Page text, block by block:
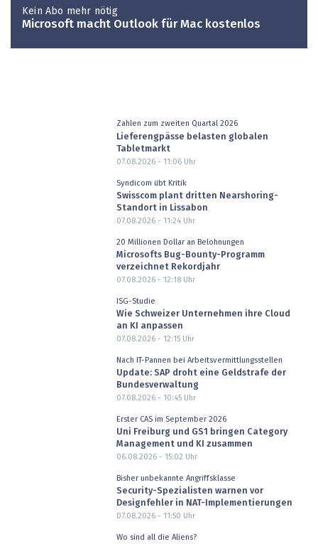
Kein Abo mehr nötig
Microsoft macht Outlook für Mac kostenlos
Zahlen zum zweiten Quartal 2026
Lieferengpässe belasten globalen
Tabletmarkt
07.08.2026 - 11:06Uhr
Syndicom übt Kritik
Swisscom plant dritten Nearshoring-
Standort in Lissabon
07.08.2026 - 11:24Uhr
20 Millionen Dollar an Belohnungen
Microsofts Bug-Bounty-Programm
verzeichnet Rekordjahr
07.08.2026 - 12:18Uhr
ISG-Studie
Wie Schweizer Unternehmen ihre Cloud
an KI anpassen
07.08.2026 - 12:15Uhr
Nach IT-Pannen bei Arbeitsvermittlungsstellen
Update: SAP droht eine Geldstrafe der
Bundesverwaltung
07.08.2026 - 10:45Uhr
Erster CAS im September 2026
Uni Freiburg und GS1 bringen Category
Management und KI zusammen
06.08.2026 - 15:02 Uhr
Bisher unbekannte Angriffsklasse
Security-Spezialisten warnen vor
Designfehler in NAT-Implementierungen
07.08.2026 - 11:50 Uhr
Wo sind all die Aliens?